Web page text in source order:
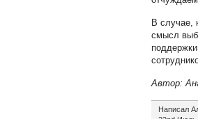
В случае,
смысл
Автор:
Написал